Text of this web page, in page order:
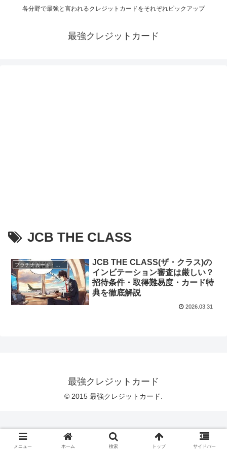
各分野で最強と言われるクレジットカードをそれぞれピックアップ
最強クレジットカード
JCB THE CLASS
JCB THE CLASS(ザ・クラス)の
インビテーション審査は厳しい？
招待条件・取得難易度・カード特
典を徹底解説
2026.03.31
最強クレジットカード
© 2015 最強クレジットカード.
メニュー ホーム 検索 トップ サイドバー